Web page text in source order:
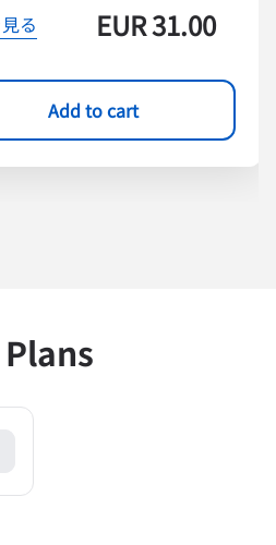
る EUR31.00
Add to cart